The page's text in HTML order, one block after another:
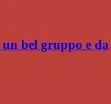
bel gruppo e da